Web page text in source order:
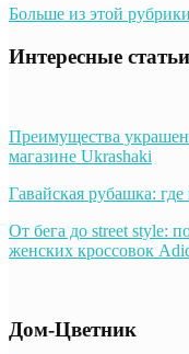
Больше из этой
Интересные
Преимущества
магазине Ukrashaki
Гавайская рубашка:
От бега до street style:
женских кроссовок
Дом-Цветник